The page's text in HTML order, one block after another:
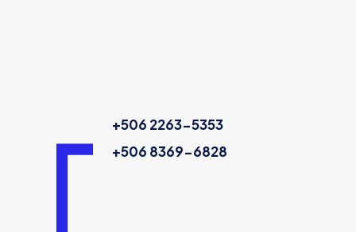
+506 2263-5353
+506 8369-6828